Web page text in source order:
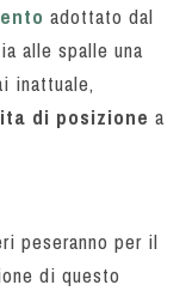
adottato dal
alle spalle una
inattuale,
di posizione a
peseranno per il
di questo